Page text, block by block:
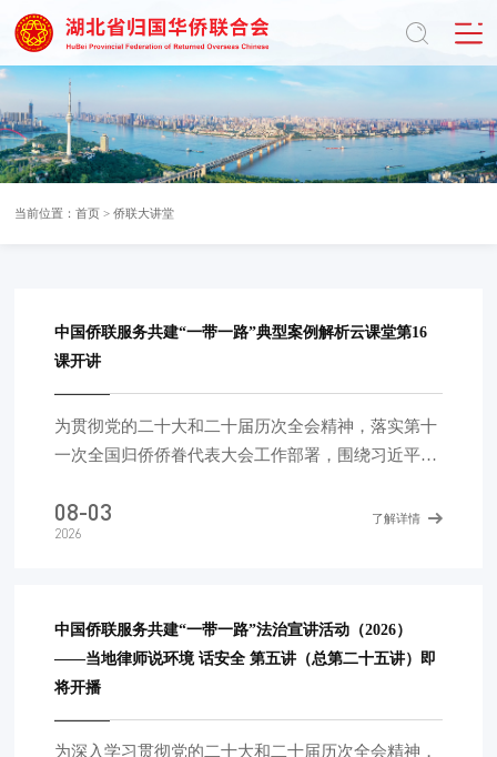
当前位置：首页 >侨联大讲堂
中国侨联服务共建“一带一路”典型案例解析云课堂第16
课开讲
为贯彻党的二十大和二十届历次全会精神，落实第十
一次全国归侨侨眷代表大会工作部署，围绕习近平总
神，进一步做好法律服务工作，帮助广大中资企业更
好应对“走出去”风险挑战，中国侨联于2025年3月隆
业“出海”行稳致远。今天发布云课堂第16课《中国企
业如何应对境外独立保函恶意索兑?》。 第17课将
于9月发布，敬请期待! 云课堂第1课至第15课 回放链
08-03
2026
了解详情
中国侨联服务共建“一带一路”法治宣讲活动（2026）
——当地律师说环境 话安全 第五讲（总第二十五讲）即
将开播
为深入学习贯彻党的二十大和二十届历次全会精神，